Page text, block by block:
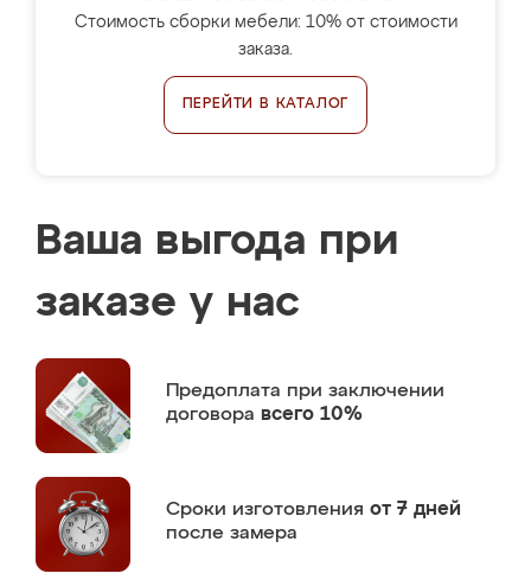
Стоимость сборки мебели: 10% от стоимости
заказа.
ПЕРЕЙТИ В КАТАЛОГ
Ваша выгода при
заказе у нас
Предоплата при заключении
договора всего 10%
Сроки изготовления от 7 дней
после замера